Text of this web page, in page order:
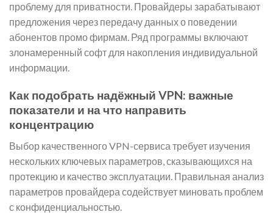
проблему для приватности. Провайдеры зарабатывают
предложения через передачу данных о поведении
абонентов промо фирмам. Ряд программы включают
злонамеренный софт для накопления индивидуальной
информации.
Как подобрать надёжный VPN: важные
показатели и на что направить
концентрацию
Выбор качественного VPN-сервиса требует изучения
нескольких ключевых параметров, сказывающихся на
протекцию и качество эксплуатации. Правильная анализ
параметров провайдера содействует миновать проблем
с конфиденциальностью.